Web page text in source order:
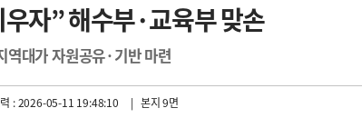
자” 해수부·교육부 맞손
대가 자원공유·기반 마련
: 2026-05-11 19:48:10 | 본지 9면